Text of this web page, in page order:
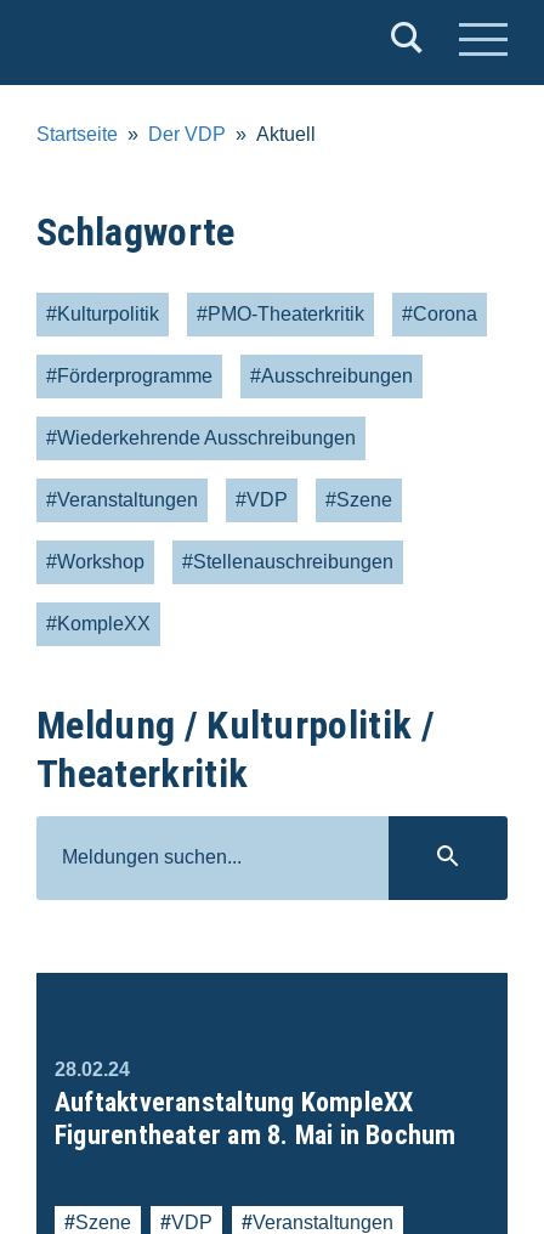
e.V.
Startseite Der VDP Aktuell
Meldung / Kulturpolitik /
Theaterkritik
Suche
28.02.24
Auftaktveranstaltung KompleXX
Figurentheater am 8. Mai in Bochum
Szene VDP Veranstaltungen
Schlagworte
#Kulturpolitik #PMO-Theaterkritik #Corona
#Förderprogramme #Ausschreibungen
#Wiederkehrende Ausschreibungen
#Veranstaltungen #VDP #Szene
#Workshop #Stellenauschreibungen
#KompleXX